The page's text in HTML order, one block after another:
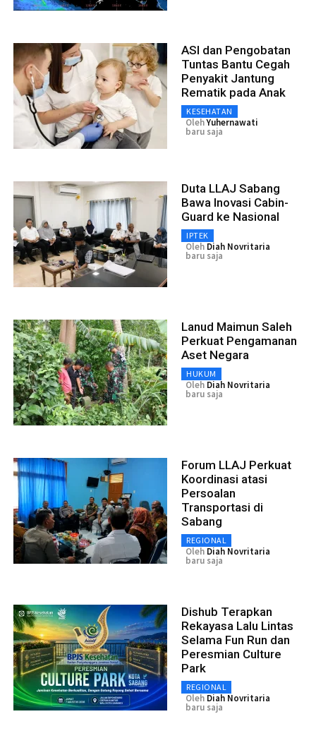
ASI dan Pengobatan
Tuntas Bantu Cegah
Penyakit Jantung
Rematik pada Anak
KESEHATAN
OlehYuhernawati
baru saja
Duta LLAJ Sabang
Bawa Inovasi Cabin-
Guard ke Nasional
IPTEK
Oleh Diah Novritaria
baru saja
Lanud Maimun Saleh
Perkuat Pengamanan
Aset Negara
HUKUM
Oleh Diah Novritaria
baru saja
Forum LLAJ Perkuat
Koordinasi atasi
Persoalan
Transportasi di
Sabang
REGIONAL
Oleh Diah Novritaria
baru saja
Dishub Terapkan
Rekayasa Lalu Lintas
Selama Fun Run dan
Peresmian Culture
Park
REGIONAL
Oleh Diah Novritaria
baru saja